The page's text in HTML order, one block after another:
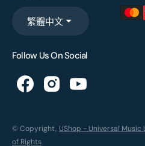
繁體中文
Follow Us On Social
© Copyright, UShop - Universal Music
of Rights